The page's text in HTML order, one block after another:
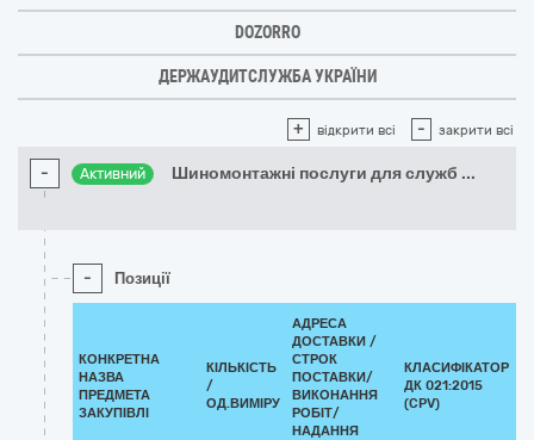
DOZORRO
ДЕРЖАУДИТСЛУЖБА УКРАЇНИ
+ відкрити всі - закрити всі
- Активний Шиномонтажні послуги для служб ...
- Позиції
КОНКРЕТНА
НАЗВА
ПРЕДМЕТА
ЗАКУПІВЛІ
КІЛЬКІСТЬ
/
ОД.ВИМІРУ
АДРЕСА
ДОСТАВКИ /
СТРОК
ПОСТАВКИ/
ВИКОНАННЯ
РОБІТ/
НАДАННЯ
КЛАСИФІКАТОР
ДК 021:2015
(CPV)